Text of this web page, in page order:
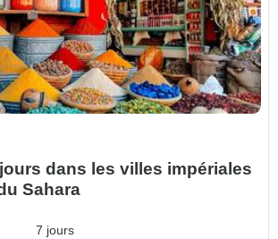
dans les villes impériales
Sahara
7 jours